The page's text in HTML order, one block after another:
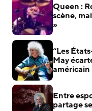
Queen :
scène,
»
“Les
May
américain
Entre
partage